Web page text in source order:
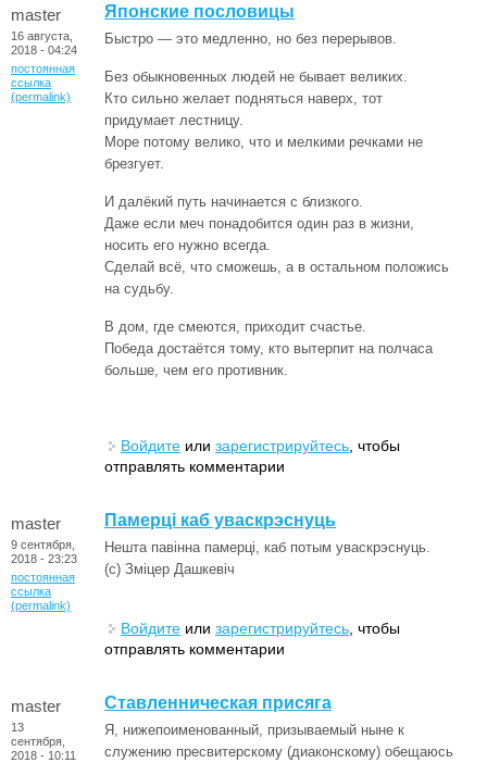
master
16 августа,
2018 - 04:24
постоянная
ссылка
(permalink)
Японские пословицы
Быстро — это медленно, но без перерывов.
Без обыкновенных людей не бывает великих.
Кто сильно желает подняться наверх, тот
придумает лестницу.
Море потому велико, что и мелкими речками не
брезгует.
И далёкий путь начинается с близкого.
Даже если меч понадобится один раз в жизни,
носить его нужно всегда.
Сделай всё, что сможешь, а в остальном положись
на судьбу.
В дом, где смеются, приходит счастье.
Победа достаётся тому, кто вытерпит на полчаса
больше, чем его противник.
Войдите или зарегистрируйтесь , чтобы
отправлять комментарии
master
9 сентября,
2018 - 23:23
постоянная
ссылка
(permalink)
Памерці каб уваскрэснуць
Нешта павінна памерці, каб потым уваскрэснуць.
(c) Зміцер Дашкевіч
Войдите или зарегистрируйтесь , чтобы
отправлять комментарии
master
13
сентября,
2018 - 10:11
Ставленническая присяга
Я, нижепоименованный, призываемый ныне к
служению пресвитерскому (диаконскому) обещаюсь